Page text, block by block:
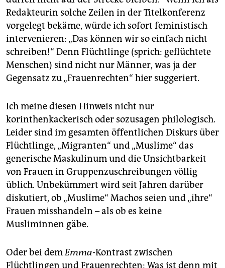
Redakteurin solche Zeilen in der Titelkonferenz
vorgelegt bekäme, würde ich sofort feministisch
intervenieren: „Das können wir so einfach nicht
schreiben!“ Denn Flüchtlinge (sprich: geflüchtete
Menschen) sind nicht nur Männer, was ja der
Gegensatz zu „Frauenrechten“ hier suggeriert.
Ich meine diesen Hinweis nicht nur
korinthenkackerisch oder sozusagen philologisch.
Leider sind im gesamten öffentlichen Diskurs über
Flüchtlinge, „Migranten“ und „Muslime“ das
generische Maskulinum und die Unsichtbarkeit
von Frauen in Gruppenzuschreibungen völlig
üblich. Unbekümmert wird seit Jahren darüber
diskutiert, ob „Muslime“ Machos seien und „ihre“
Frauen misshandeln – als ob es keine
Musliminnen gäbe.
Oder bei demEmma-Kontrast zwischen
Flüchtlingen und Frauenrechten: Was ist denn mit